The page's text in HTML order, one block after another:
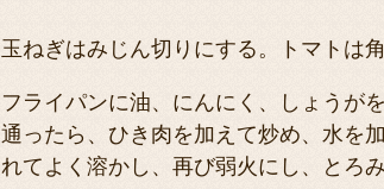
玉ねぎはみじん切りにする。トマトは
フライパンに油、にんにく、しょうが
通ったら、ひき肉を加えて炒め、水を
れてよく溶かし、再び弱火にし、とろ